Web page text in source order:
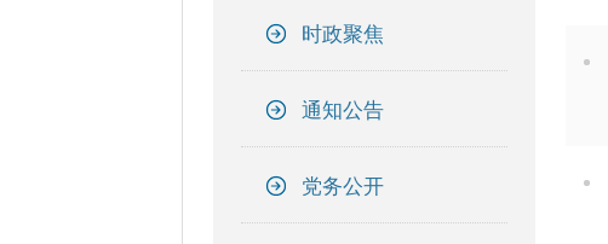
时政聚焦
通知公告
党务公开